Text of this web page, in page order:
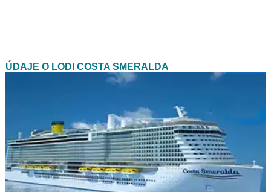
ÚDAJE O LODI COSTA SMERALDA